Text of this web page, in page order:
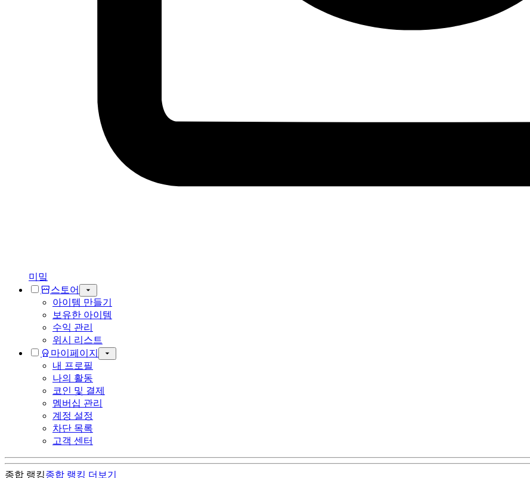
미밐
스토어
아이템 만들기
보유한 아이템
수익 관리
위시 리스트
마이페이지
내 프로필
나의 활동
코인 및 결제
멤버십 관리
계정 설정
차단 목록
고객 센터
종합 랭킹종합 랭킹 더보기